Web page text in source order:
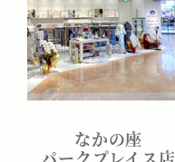
なかの座